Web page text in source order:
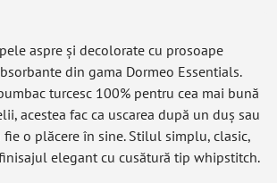
aspre și decolorate cu prosoape
din gama Dormeo Essentials.
turcesc 100% pentru cea mai bună
acestea fac ca uscarea după un duș sau
o plăcere în sine. Stilul simplu, clasic,
elegant cu cusătură tip whipstitch.